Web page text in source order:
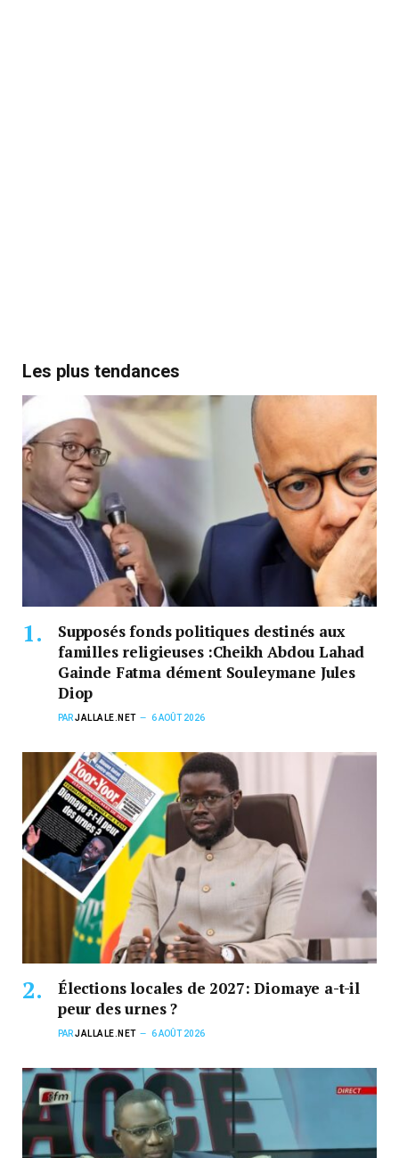
Les plus tendances
Supposés fonds politiques destinés aux
familles religieuses :Cheikh Abdou Lahad
Gainde Fatma dément Souleymane Jules
Diop
PARJALLALE.NET 6 AOÛT 2026
Élections locales de 2027: Diomaye a-t-il
peur des urnes ?
PARJALLALE.NET 6 AOÛT 2026